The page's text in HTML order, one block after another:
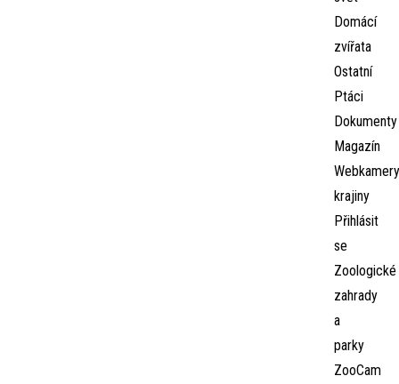
Domácí
zvířata
Ostatní
Ptáci
Dokumenty
Magazín
Webkamery
krajiny
Přihlásit
se
Zoologické
zahrady
a
parky
ZooCam